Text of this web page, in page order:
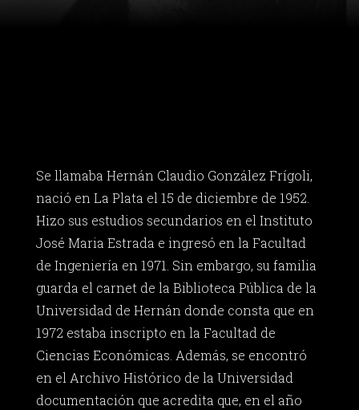
Se llamaba Hernán Claudio González Frígoli,
nació en La Plata el 15 de diciembre de 1952.
Hizo sus estudios secundarios en el Instituto
José Maria Estrada e ingresó en la Facultad
de Ingeniería en 1971. Sin embargo, su familia
guarda el carnet de la Biblioteca Pública de la
Universidad de Hernán donde consta que en
1972 estaba inscripto en la Facultad de
Ciencias Económicas. Además, se encontró
en el Archivo Histórico de la Universidad
documentación que acredita que, en el año